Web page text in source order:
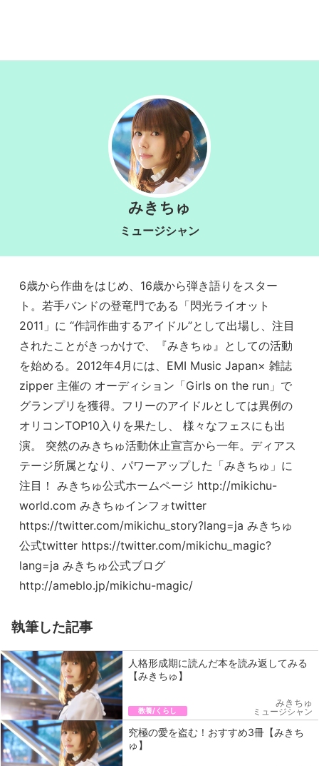
みきちゅ
ミュージシャン
6歳から作曲をはじめ、16歳から弾き語りをスター
ト。若手バンドの登竜門である「閃光ライオット
2011」に “作詞作曲するアイドル”として出場し、注目
されたことがきっかけで、『みきちゅ』としての活動
を始める。2012年4月には、EMI Music Japan× 雑誌
zipper 主催の オーディション「Girls on the run」で
グランプリを獲得。フリーのアイドルとしては異例の
オリコンTOP10入りを果たし、 様々なフェスにも出
演。 突然のみきちゅ活動休止宣言から一年。ディアス
テージ所属となり、パワーアップした「みきちゅ」に
注目！ みきちゅ公式ホームページ http://mikichu-
world.com みきちゅインフォtwitter
https://twitter.com/mikichu_story?lang=ja みきちゅ
公式twitter https://twitter.com/mikichu_magic?
lang=ja みきちゅ公式ブログ
http://ameblo.jp/mikichu-magic/
執筆した記事
人格形成期に読んだ本を読み返してみる
【みきちゅ】
教養/くらし
みきちゅ
ミュージシャン
究極の愛を盗む！おすすめ3冊【みきち
ゅ】